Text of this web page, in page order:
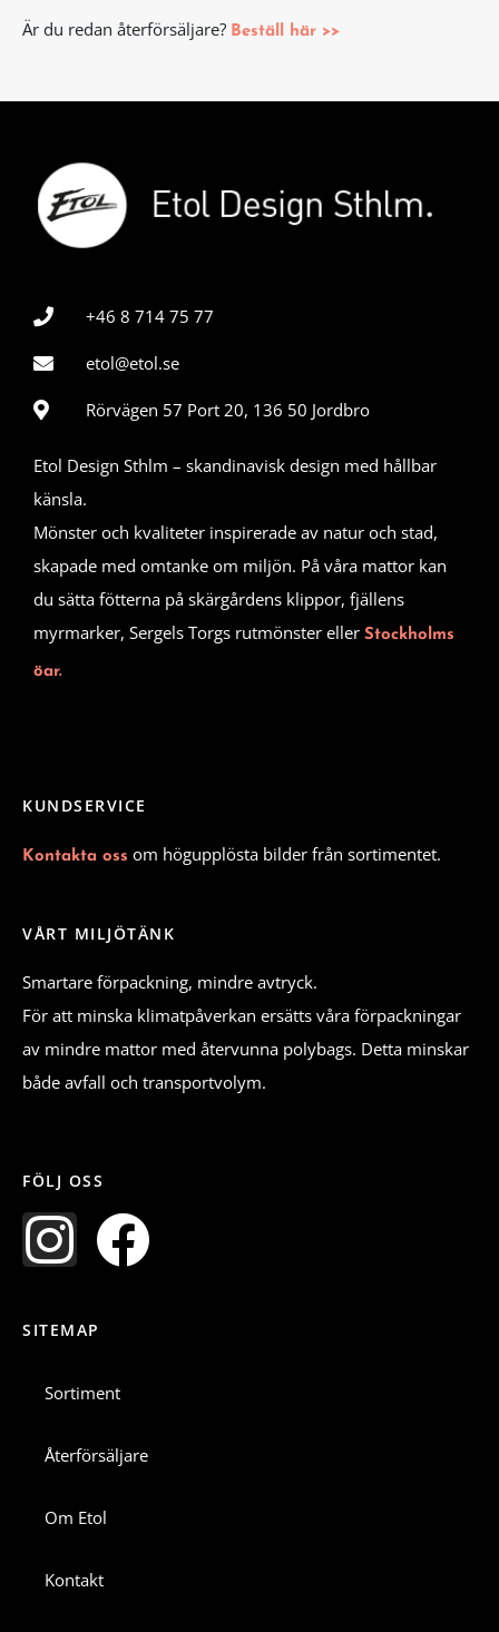
Är du redan återförsäljare? Beställ här >>
+46 8 714 75 77
etol@etol.se
Rörvägen 57 Port 20, 136 50 Jordbro
Etol Design Sthlm – skandinavisk design med hållbar
känsla.
Mönster och kvaliteter inspirerade av natur och stad,
skapade med omtanke om miljön. På våra mattor kan
du sätta fötterna på skärgårdens klippor, fjällens
myrmarker, Sergels Torgs rutmönster eller Stockholms
öar.
KUNDSERVICE
Kontakta oss om högupplösta bilder från sortimentet.
VÅRT MILJÖTÄNK
Smartare förpackning, mindre avtryck.
För att minska klimatpåverkan ersätts våra förpackningar
av mindre mattor med återvunna polybags. Detta minskar
både avfall och transportvolym.
FÖLJ OSS
I
s
t
a
g
r
F
b
SITEMAP
Sortiment
Återförsäljare
Om Etol
Kontakt